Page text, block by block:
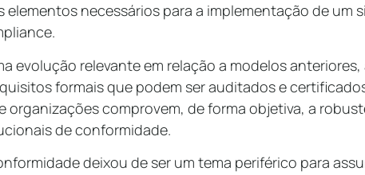
elementos necessários para a implementação de um
evolução relevante em relação a modelos anteriores,
formais que podem ser auditados e
organizações comprovem, de forma objetiva, a
de conformidade.
deixou de ser um tema periférico para